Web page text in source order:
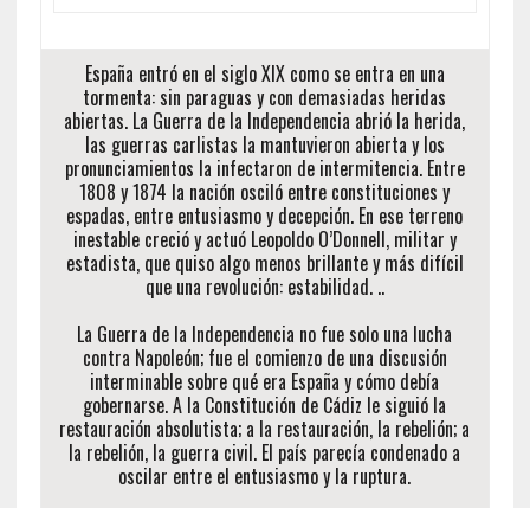
España entró en el siglo XIX como se entra en una
tormenta: sin paraguas y con demasiadas heridas
abiertas. La Guerra de la Independencia abrió la herida,
las guerras carlistas la mantuvieron abierta y los
pronunciamientos la infectaron de intermitencia. Entre
1808 y 1874 la nación osciló entre constituciones y
espadas, entre entusiasmo y decepción. En ese terreno
inestable creció y actuó Leopoldo O’Donnell, militar y
estadista, que quiso algo menos brillante y más difícil
que una revolución: estabilidad. ..
La Guerra de la Independencia no fue solo una lucha
contra Napoleón; fue el comienzo de una discusión
interminable sobre qué era España y cómo debía
gobernarse. A la Constitución de Cádiz le siguió la
restauración absolutista; a la restauración, la rebelión; a
la rebelión, la guerra civil. El país parecía condenado a
oscilar entre el entusiasmo y la ruptura.